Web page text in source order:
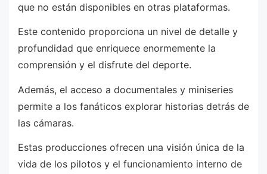
que no están disponibles en otras plataformas.
Este contenido proporciona un nivel de detalle y
profundidad que enriquece enormemente la
comprensión y el disfrute del deporte.
Además, el acceso a documentales y miniseries
permite a los fanáticos explorar historias detrás de
las cámaras.
Estas producciones ofrecen una visión única de la
vida de los pilotos y el funcionamiento interno de